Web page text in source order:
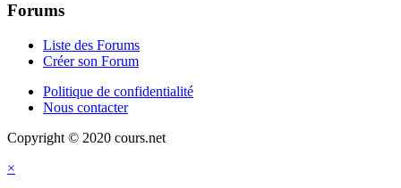
Forums
Liste des Forums
Créer son Forum
Politique de confidentialité
Nous contacter
Copyright © 2020 cours.net
×